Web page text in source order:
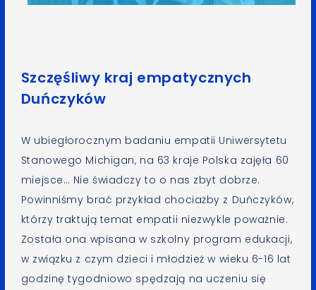
Szczęśliwy kraj empatycznych
Duńczyków
W ubiegłorocznym badaniu empatii Uniwersytetu
Stanowego Michigan, na 63 kraje Polska zajęła 60
miejsce… Nie świadczy to o nas zbyt dobrze.
Powinniśmy brać przykład chociażby z Duńczyków,
którzy traktują temat empatii niezwykle poważnie.
Została ona wpisana w szkolny program edukacji,
w związku z czym dzieci i młodzież w wieku 6-16 lat
godzinę tygodniowo spędzają na uczeniu się